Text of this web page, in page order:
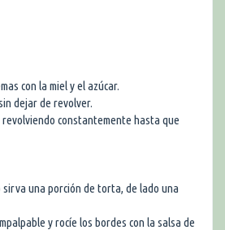
con la miel y el azúcar.
dejar de revolver.
revolviendo constantemente hasta que
una porción de torta, de lado una
y rocíe los bordes con la salsa de